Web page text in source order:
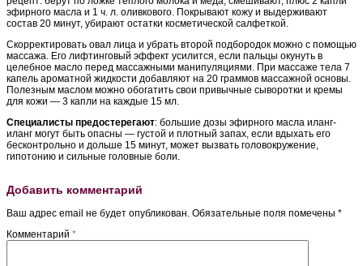
эфирного масла и 1 ч. л. оливкового. Покрывают кожу и выдерживают
состав 20 минут, убирают остатки косметической салфеткой.
Скорректировать овал лица и убрать второй подбородок можно с помощью
массажа. Его лифтинговый эффект усилится, если пальцы окунуть в
целебное масло перед массажными манипуляциями. При массаже тела 7
капель ароматной жидкости добавляют на 20 граммов массажной основы.
Полезным маслом можно обогатить свои привычные сыворотки и кремы
для кожи — 3 капли на каждые 15 мл.
Специалисты предостерегают: большие дозы эфирного масла иланг-
иланг могут быть опасны — густой и плотный запах, если вдыхать его
бесконтрольно и дольше 15 минут, может вызвать головокружение,
гипотонию и сильные головные боли.
Добавить комментарий
Ваш адрес email не будет опубликован. Обязательные поля помечены *
Комментарий *